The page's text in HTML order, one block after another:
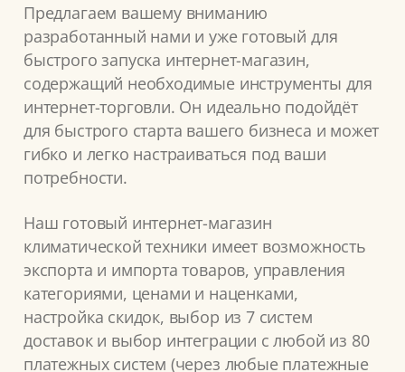
Предлагаем вашему вниманию
разработанный нами и уже готовый для
быстрого запуска интернет-магазин,
содержащий необходимые инструменты для
интернет-торговли. Он идеально подойдёт
для быстрого старта вашего бизнеса и может
гибко и легко настраиваться под ваши
потребности.
Наш готовый интернет-магазин
климатической техники имеет возможность
экспорта и импорта товаров, управления
категориями, ценами и наценками,
настройка скидок, выбор из 7 систем
доставок и выбор интеграции с любой из 80
платежных систем (через любые платежные